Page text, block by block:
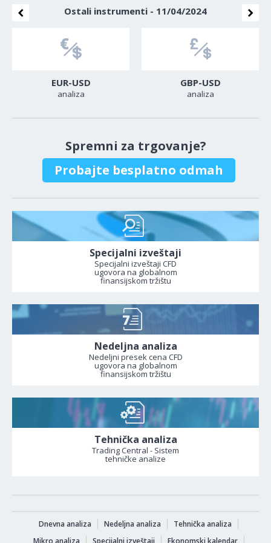
Ostali instrumenti - 11/04/2024
EUR-USD
analiza
GBP-USD
analiza
Spremni za trgovanje?
Probajte besplatno odmah
Specijalni izveštaji
Specijalni izveštaji CFD
ugovora na globalnom
finansijskom tržištu
Nedeljna analiza
Nedeljni presek cena CFD
ugovora na globalnom
finansijskom tržištu
Tehnička analiza
Trading Central - Sistem
tehničke analize
Dnevna analiza Nedeljna analiza
Tehnička analiza
Mikro analiza
Specijalni izveštaji Ekonomski kalendar